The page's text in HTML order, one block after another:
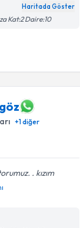
Haritada Göster
Kat:2 Daire:10
+1diğer
. kızım